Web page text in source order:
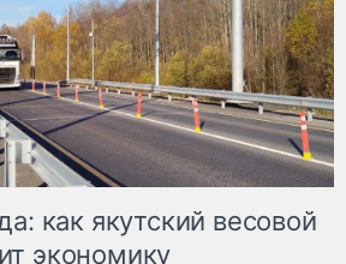
как якутский весовой
экономику